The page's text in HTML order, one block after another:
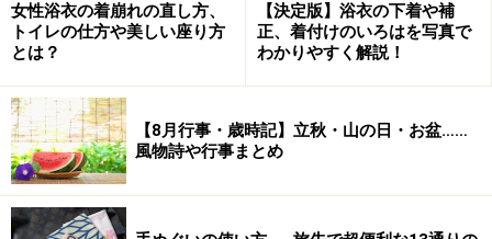
【お役立ちコンテンツ】
■ 端午の節句…ひと把でこんなに!菖蒲活用術
■折り紙でつくる、こいのぼり・かぶと・紙鉄砲
■ランチに使える！こいのぼりの旗
■こどもの日には特製お子様ランチ
■【こどもの日】鯉のぼりの押し寿司
■こどもの日・味噌あんと粒あんの柏餅
女性浴衣の着崩れの直し方、
トイレの仕方や美しい座り方
とは？
【決定版】浴衣の下着や補
正、着付けのいろはを写真で
わかりやすく解説！
【8月行事・歳時記】立秋・山の日・お盆……
風物詩や行事まとめ